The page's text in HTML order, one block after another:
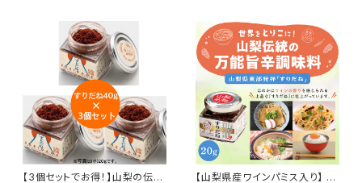
【3個セットでお得！】山梨の伝統
【山梨県産ワインパミス入り】 山